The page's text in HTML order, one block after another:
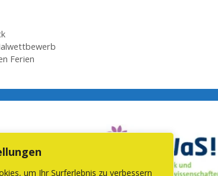
um Ihr Surferlebnis zu verbessern
Ferien